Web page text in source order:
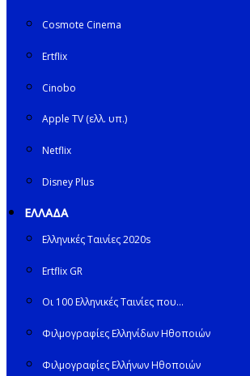
Cosmote Cinema
Ertflix
Cinobo
Apple TV (ελλ. υπ.)
Netflix
Disney Plus
ΕΛΛΑΔΑ
Ελληνικές Ταινίες 2020s
Ertflix GR
Οι 100 Ελληνικές Ταινίες που…
Φιλμογραφίες Ελληνίδων Ηθοποιών
Φιλμογραφίες Ελλήνων Ηθοποιών